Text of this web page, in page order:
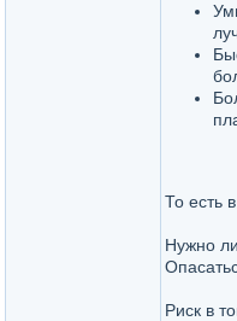
То есть
Нужно
Риск в